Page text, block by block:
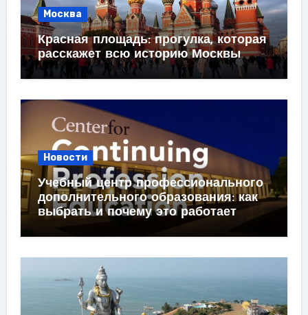
Москва
Красная площадь: прогулка, которая
расскажет всю историю Москвы
Новости
Учебный центр профессионального
дополнительного образования: как
выбрать и почему это работает